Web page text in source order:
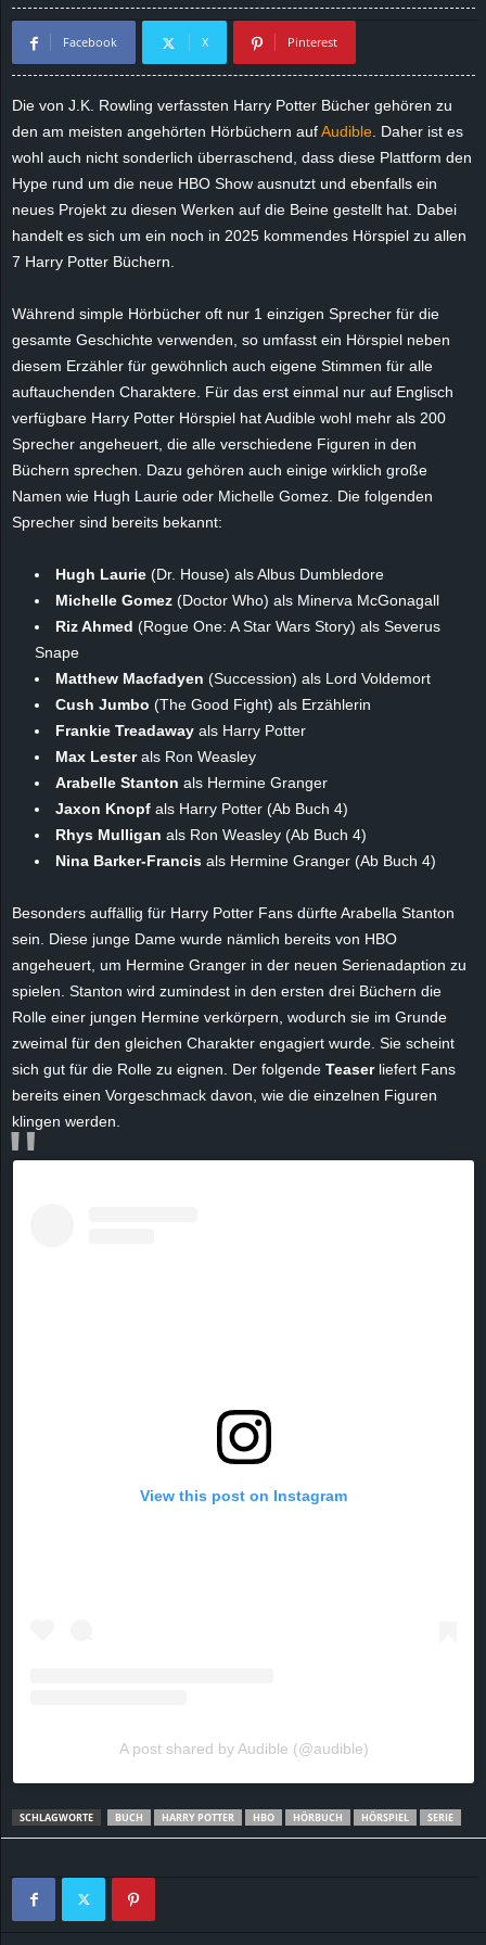
Facebook X Pinterest
Die von J.K. Rowling verfassten Harry Potter Bücher gehören zu
den am meisten angehörten Hörbüchern aufAudible. Daher ist es
wohl auch nicht sonderlich überraschend, dass diese Plattform den
Hype rund um die neue HBO Show ausnutzt und ebenfalls ein
neues Projekt zu diesen Werken auf die Beine gestellt hat. Dabei
handelt es sich um ein noch in 2025 kommendes Hörspiel zu allen
7 Harry Potter Büchern.
Während simple Hörbücher oft nur 1 einzigen Sprecher für die
gesamte Geschichte verwenden, so umfasst ein Hörspiel neben
diesem Erzähler für gewöhnlich auch eigene Stimmen für alle
auftauchenden Charaktere. Für das erst einmal nur auf Englisch
verfügbare Harry Potter Hörspiel hat Audible wohl mehr als 200
Sprecher angeheuert, die alle verschiedene Figuren in den
Büchern sprechen. Dazu gehören auch einige wirklich große
Namen wie Hugh Laurie oder Michelle Gomez. Die folgenden
Sprecher sind bereits bekannt:
Hugh Laurie (Dr. House) als Albus Dumbledore
Michelle Gomez (Doctor Who) als Minerva McGonagall
Riz Ahmed (Rogue One: A Star Wars Story) als Severus
Snape
Matthew Macfadyen (Succession) als Lord Voldemort
Cush Jumbo (The Good Fight) als Erzählerin
Frankie Treadaway als Harry Potter
Max Lesterals Ron Weasley
Arabelle Stanton als Hermine Granger
Jaxon Knopf als Harry Potter (Ab Buch 4)
Rhys Mulligan als Ron Weasley (Ab Buch 4)
Nina Barker-Francis als Hermine Granger (Ab Buch 4)
Besonders auffällig für Harry Potter Fans dürfte Arabella Stanton
sein. Diese junge Dame wurde nämlich bereits von HBO
angeheuert, um Hermine Granger in der neuen Serienadaption zu
spielen. Stanton wird zumindest in den ersten drei Büchern die
Rolle einer jungen Hermine verkörpern, wodurch sie im Grunde
zweimal für den gleichen Charakter engagiert wurde. Sie scheint
sich gut für die Rolle zu eignen. Der folgende Teaser liefert Fans
bereits einen Vorgeschmack davon, wie die einzelnen Figuren
klingen werden.
View this post on Instagram
A post shared by Audible (@audible)
SCHLAGWORTE BUCH HARRY POTTER HBO HÖRBUCH HÖRSPIEL SERIE